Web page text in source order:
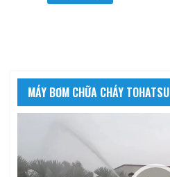
MÁY BƠM CHỮA CHÁY TOHATSU
Video